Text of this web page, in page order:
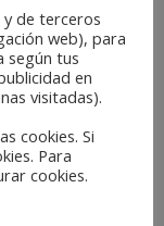
y de terceros
web), para
según tus
en
visitadas).
cookies. Si
Para
cookies.